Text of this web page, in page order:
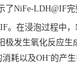
了NiFe-LDH@IF
。在浸泡过程中，
极发生氧化反应生
消耗以及OH-的产